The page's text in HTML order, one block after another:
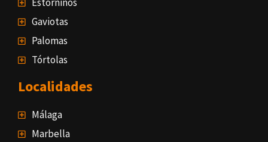
Gaviotas
Palomas
Tórtolas
Localidades
Málaga
Marbella